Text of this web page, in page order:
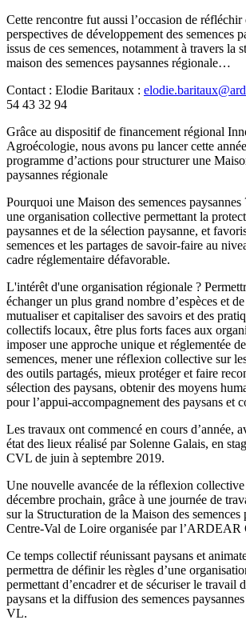
Cette rencontre fut aussi l’occasion de
perspectives de développement des semences
issus de ces semences, notamment à travers la
maison des semences paysannes régionale…
Contact : Elodie Baritaux :
54 43 32 94
Grâce au dispositif de financement régional
Agroécologie, nous avons pu lancer cette
programme d’actions pour structurer une
paysannes régionale
Pourquoi une Maison des semences
une organisation collective permettant la
paysannes et de la sélection paysanne, et
semences et les partages de savoir-faire au
cadre réglementaire défavorable.
L'intérêt d'une organisation régionale ?
échanger un plus grand nombre d’espèces et
mutualiser et capitaliser des savoirs et des
collectifs locaux, être plus forts faces aux
imposer une approche unique et réglementée
semences, mener une réflexion collective sur
des outils partagés, mieux protéger et faire
sélection des paysans, obtenir des moyens
pour l’appui-accompagnement des paysans
Les travaux ont commencé en cours d’année,
état des lieux réalisé par Solenne Galais, en
CVL de juin à septembre 2019.
Une nouvelle avancée de la réflexion
décembre prochain, grâce à une journée de
sur la Structuration de la Maison des semences
Centre-Val de Loire organisée par
Ce temps collectif réunissant paysans et
permettra de définir les règles d’une
permettant d’encadrer et de sécuriser le travail
paysans et la diffusion des semences
VL.